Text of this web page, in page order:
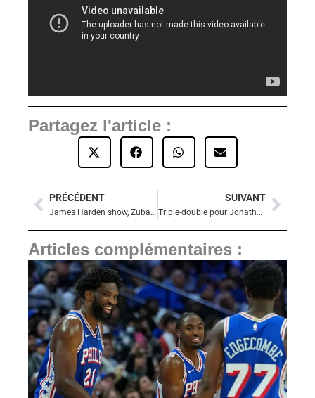
Partagez l'article :
Précédent
PRÉCÉDENT
James Harden show, Zubac triple-double : les Clippers écrasent les Rockets et enchaînent une sixième victoire
SUIVANT
Triple-double pour Jonathan Mogbo et large victoire des Raptors contre Charlotte
Articles complémentaires :